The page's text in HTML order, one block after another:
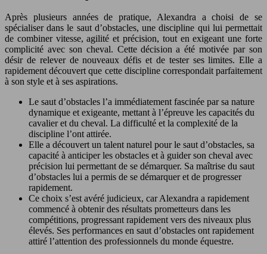
Après plusieurs années de pratique, Alexandra a choisi de se
spécialiser dans le saut d’obstacles, une discipline qui lui permettait
de combiner vitesse, agilité et précision, tout en exigeant une forte
complicité avec son cheval. Cette décision a été motivée par son
désir de relever de nouveaux défis et de tester ses limites. Elle a
rapidement découvert que cette discipline correspondait parfaitement
à son style et à ses aspirations.
Le saut d’obstacles l’a immédiatement fascinée par sa nature
dynamique et exigeante, mettant à l’épreuve les capacités du
cavalier et du cheval. La difficulté et la complexité de la
discipline l’ont attirée.
Elle a découvert un talent naturel pour le saut d’obstacles, sa
capacité à anticiper les obstacles et à guider son cheval avec
précision lui permettant de se démarquer. Sa maîtrise du saut
d’obstacles lui a permis de se démarquer et de progresser
rapidement.
Ce choix s’est avéré judicieux, car Alexandra a rapidement
commencé à obtenir des résultats prometteurs dans les
compétitions, progressant rapidement vers des niveaux plus
élevés. Ses performances en saut d’obstacles ont rapidement
attiré l’attention des professionnels du monde équestre.